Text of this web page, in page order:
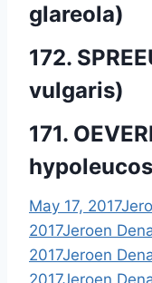
glareola)
172.
vulgaris)
171.
May 17, 2017
2017Jeroen
2017Jeroen
2017Jeroen